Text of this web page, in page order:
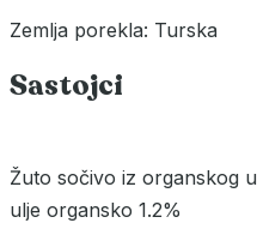
Zemlja porekla: Turska
Sastojci
Žuto sočivo iz organskog
ulje organsko 1.2%